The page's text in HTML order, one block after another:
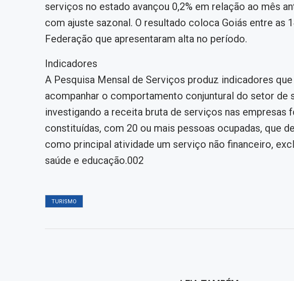
serviços no estado avançou 0,2% em relação ao mês
com ajuste sazonal. O resultado coloca Goiás entre as
Federação que apresentaram alta no período.
Indicadores
A Pesquisa Mensal de Serviços produz indicadores
acompanhar o comportamento conjuntural do setor de
investigando a receita bruta de serviços nas empresas
constituídas, com 20 ou mais pessoas ocupadas, que
como principal atividade um serviço não financeiro,
saúde e educação.002
TURISMO